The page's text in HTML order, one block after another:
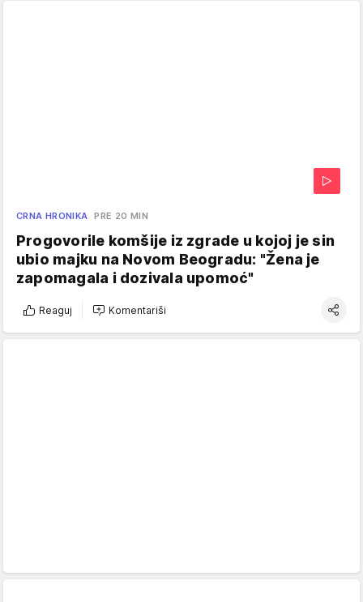
CRNA HRONIKA PRE 20 MIN
Progovorile komšije iz zgrade u kojoj je sin
ubio majku na Novom Beogradu: "Žena je
zapomagala i dozivala upomoć"
Reaguj Komentariši